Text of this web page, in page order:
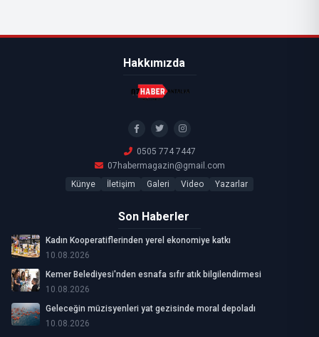
Hakkımızda
0505 774 7447
07habermagazin@gmail.com
Künye
İletişim Galeri Video Yazarlar
Son Haberler
Kadın Kooperatiflerinden yerel ekonomiye katkı
10.08.2026
Kemer Belediyesi'nden esnafa sıfır atık bilgilendirmesi
10.08.2026
Geleceğin müzisyenleri yat gezisinde moral depoladı
10.08.2026